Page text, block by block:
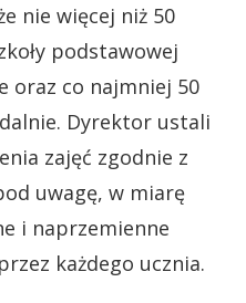
nie więcej niż 50
podstawowej
oraz co najmniej 50
Dyrektor ustali
zajęć zgodnie z
uwagę, w miarę
i naprzemienne
każdego ucznia.